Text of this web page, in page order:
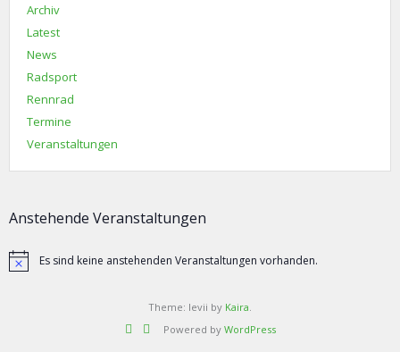
Archiv
Latest
News
Radsport
Rennrad
Termine
Veranstaltungen
Anstehende Veranstaltungen
HinweisEs sind keine anstehenden Veranstaltungen vorhanden.
Theme: levii by Kaira
Powered by WordPress